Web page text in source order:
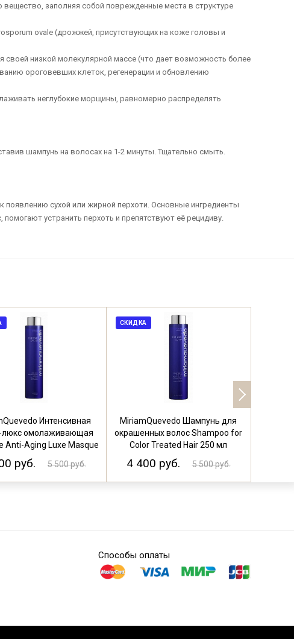
заполняя собой поврежденные места в структуре
ovale (дрожжей, присутствующих на коже головы и
своей низкой молекулярной массе (что дает возможность более
ороговевших клеток, регенерации и обновлению
неглубокие морщины, равномерно распределять
шампунь на волосах на 1-2 минуты. Тщательно смыть.
сухой или жирной перхоти. Основные ингредиенты
устранить перхоть и препятствуют её рецидиву.
Интенсивная
люкс омолаживающая
Anti-Aging Luxe Masque
250 мл
руб. 5 500 руб.
СКИДКА
MiriamQuevedo Шампунь для
окрашенных волос Shampoo for
Color Treated Hair 250 мл
4 400 руб. 5 500 руб.
Способы оплаты